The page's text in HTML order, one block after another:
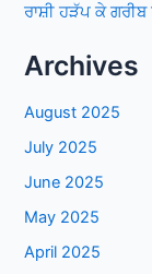
ਰਾਸ਼ੀ ਹੜੱਪ ਕੇ
Archives
August 2025
July 2025
June 2025
May 2025
April 2025